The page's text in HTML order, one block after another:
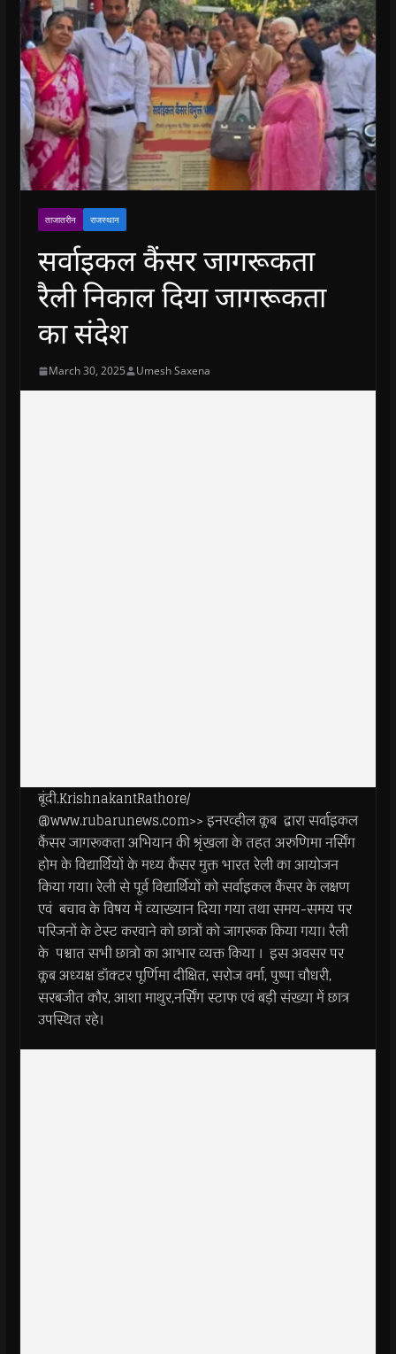
ताजातरीन राजस्थान
सर्वाइकल कैंसर जागरूकता
रैली निकाल दिया जागरूकता
का संदेश
March 30, 2025 Umesh Saxena
बूंदी.KrishnakantRathore/
@www.rubarunews.com>> इनरव्हील क्लब द्वारा सर्वाइकल
कैंसर जागरूकता अभियान की श्रृंखला के तहत अरुणिमा नर्सिंग
होम के विद्यार्थियों के मध्य कैंसर मुक्त भारत रेली का आयोजन
किया गया। रेली से पूर्व विद्यार्थियों को सर्वाइकल कैंसर के लक्षण
एवं बचाव के विषय में व्याख्यान दिया गया तथा समय-समय पर
परिजनों के टेस्ट करवाने को छात्रों को जागरूक किया गया। रैली
के पश्चात सभी छात्रो का आभार व्यक्त किया । इस अवसर पर
क्लब अध्यक्ष डॉक्टर पूर्णिमा दीक्षित, सरोज वर्मा, पुष्पा चौधरी,
सरबजीत कौर, आशा माथुर,नर्सिंग स्टाफ एवं बड़ी संख्या में छात्र
उपस्थित रहे।